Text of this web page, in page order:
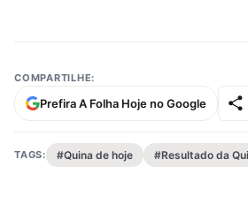
COMPARTILHE:
Prefira A Folha Hoje no Google
TAGS: #Quina de hoje #Resultado da